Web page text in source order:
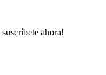
ahora!